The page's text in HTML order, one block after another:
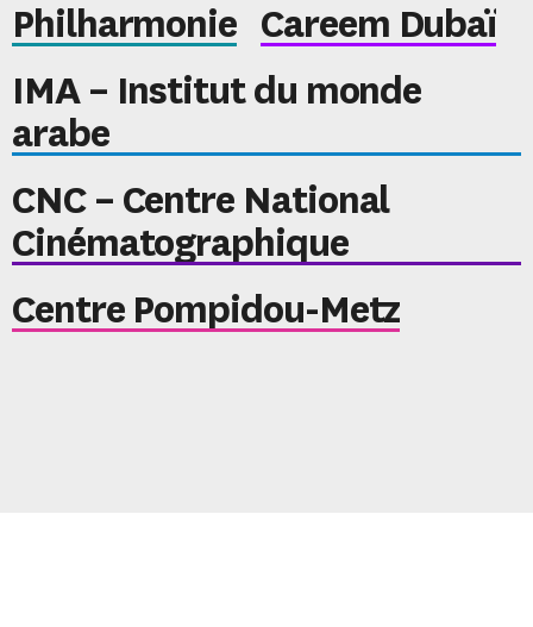
Philharmonie
IMA – Institut du monde
arabe
CNC – Centre National
Cinématographique
Careem Dubaï
Centre Pompidou-Metz